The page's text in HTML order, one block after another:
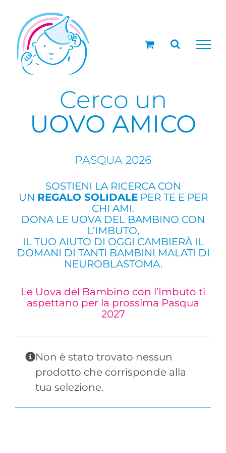
contenuto
Cerco un
UOVO AMICO
PASQUA 2026
SOSTIENI LA RICERCA CON
UN REGALO SOLIDALEPER TE E PER
CHI AMI.
DONA LE UOVA DEL BAMBINO CON
L’IMBUTO,
IL TUO AIUTO DI OGGI CAMBIERÀ IL
DOMANI DI TANTI BAMBINI MALATI DI
NEUROBLASTOMA.
Le Uova del Bambino con l’Imbuto ti
aspettano per la prossima Pasqua
2027
Non è stato trovato nessun
prodotto che corrisponde alla
tua selezione.